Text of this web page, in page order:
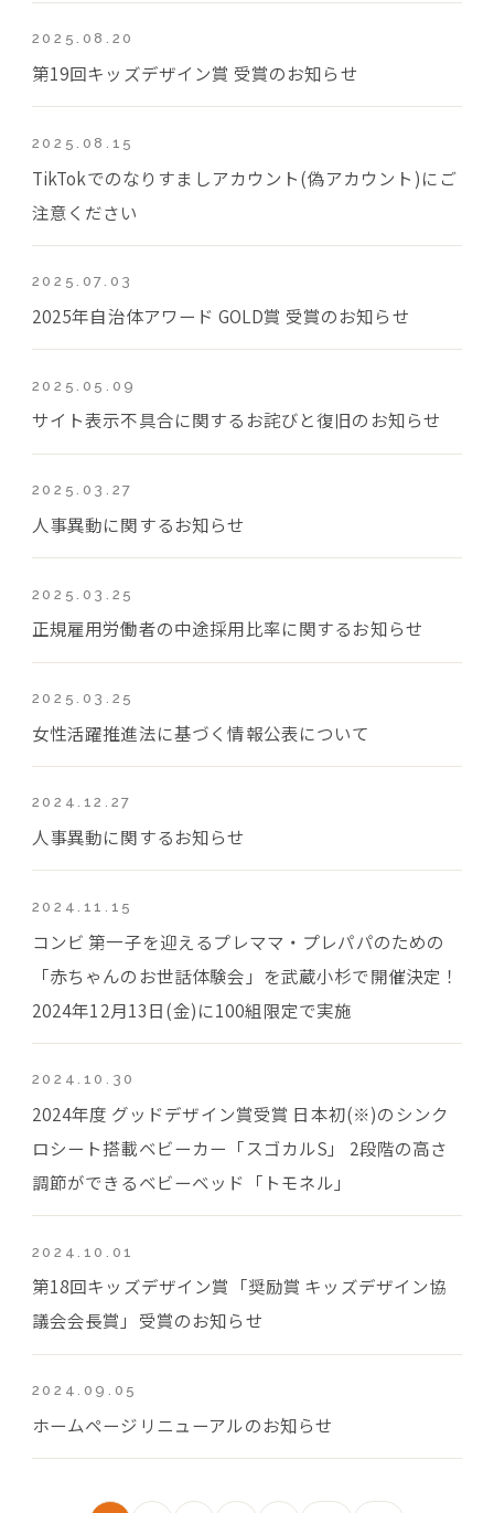
2025.08.20
第19回キッズデザイン賞 受賞のお知らせ
2025.08.15
TikTokでのなりすましアカウント(偽アカウント)にご
注意ください
2025.07.03
2025年自治体アワード GOLD賞 受賞のお知らせ
2025.05.09
サイト表示不具合に関するお詫びと復旧のお知らせ
2025.03.27
人事異動に関するお知らせ
2025.03.25
正規雇用労働者の中途採用比率に関するお知らせ
2025.03.25
女性活躍推進法に基づく情報公表について
2024.12.27
人事異動に関するお知らせ
2024.11.15
コンビ 第一子を迎えるプレママ・プレパパのための
「赤ちゃんのお世話体験会」を武蔵小杉で開催決定！
2024年12月13日(金)に100組限定で実施
2024.10.30
2024年度 グッドデザイン賞受賞 日本初(※)のシンク
ロシート搭載ベビーカー「スゴカルS」 2段階の高さ
調節ができるベビーベッド「トモネル」
2024.10.01
第18回キッズデザイン賞「奨励賞 キッズデザイン協
議会会長賞」受賞のお知らせ
2024.09.05
ホームページリニューアルのお知らせ